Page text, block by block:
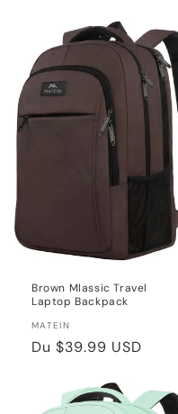
Brown Mlassic Travel
Laptop Backpack
Distributeur :
MATEIN
Prix
Du $39.99 USD